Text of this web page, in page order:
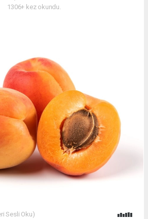
1306+ kez okundu.
Sesli Oku)